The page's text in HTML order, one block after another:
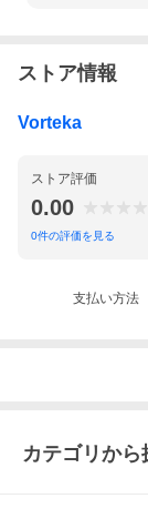
ストア情報
Vorteka
ストア評価
0.00
0件の評価を見る
支払い方法
カテゴリから